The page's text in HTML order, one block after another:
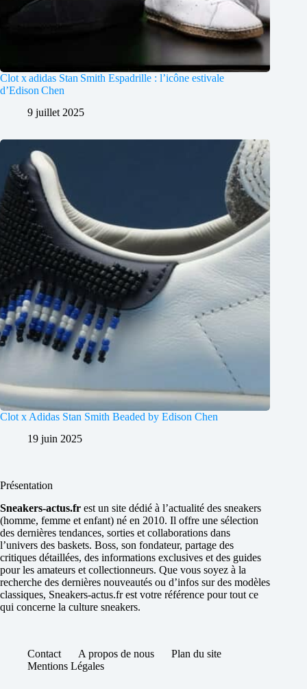
Clot x adidas Stan Smith Espadrille : l’icône estivale
d’Edison Chen
9 juillet 2025
Clot x Adidas Stan Smith Beaded by Edison Chen
19 juin 2025
Présentation
Sneakers-actus.fr est un site dédié à l’actualité des sneakers
(homme, femme et enfant) né en 2010. Il offre une sélection
des dernières tendances, sorties et collaborations dans
l’univers des baskets. Boss, son fondateur, partage des
critiques détaillées, des informations exclusives et des guides
pour les amateurs et collectionneurs. Que vous soyez à la
recherche des dernières nouveautés ou d’infos sur des modèles
classiques, Sneakers-actus.fr est votre référence pour tout ce
qui concerne la culture sneakers.
Contact A propos de nous
Plan du site
Mentions Légales